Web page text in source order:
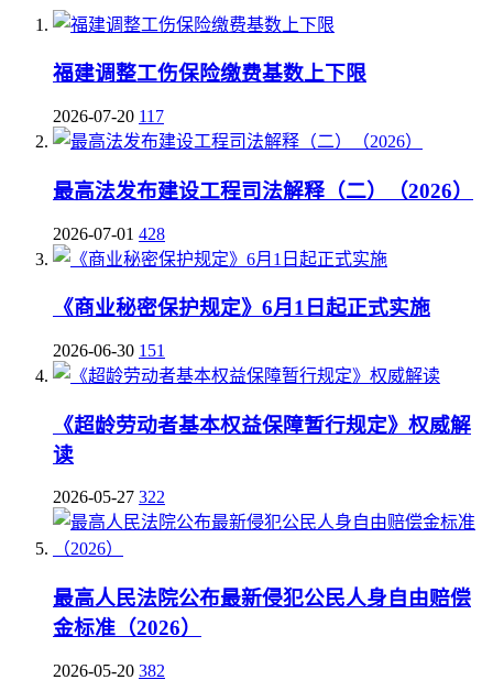
福建调整工伤保险缴费基数上下限
2026-07-20 117
最高法发布建设工程司法解释（二）（2026）
2026-07-01 428
《商业秘密保护规定》6月1日起正式实施
2026-06-30 151
《超龄劳动者基本权益保障暂行规定》权威解
读
2026-05-27 322
最高人民法院公布最新侵犯公民人身自由赔偿
金标准（2026）
2026-05-20 382